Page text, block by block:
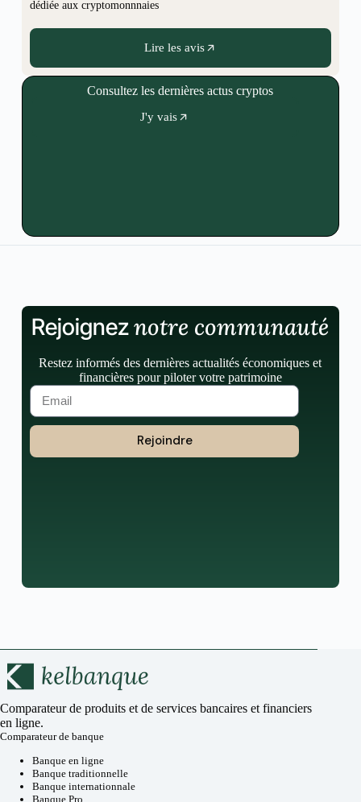
dédiée aux cryptomonnnaies
Lire les avis
Consultez les dernières actus cryptos
J'y vais
Rejoigneznotre communauté
Restez informés des dernières actualités économiques et
financières pour piloter votre patrimoine
Rejoindre
Comparateur de produits et de services bancaires et financiers
en ligne.
Comparateur de banque
Banque en ligne
Banque traditionnelle
Banque internationnale
Banque Pro